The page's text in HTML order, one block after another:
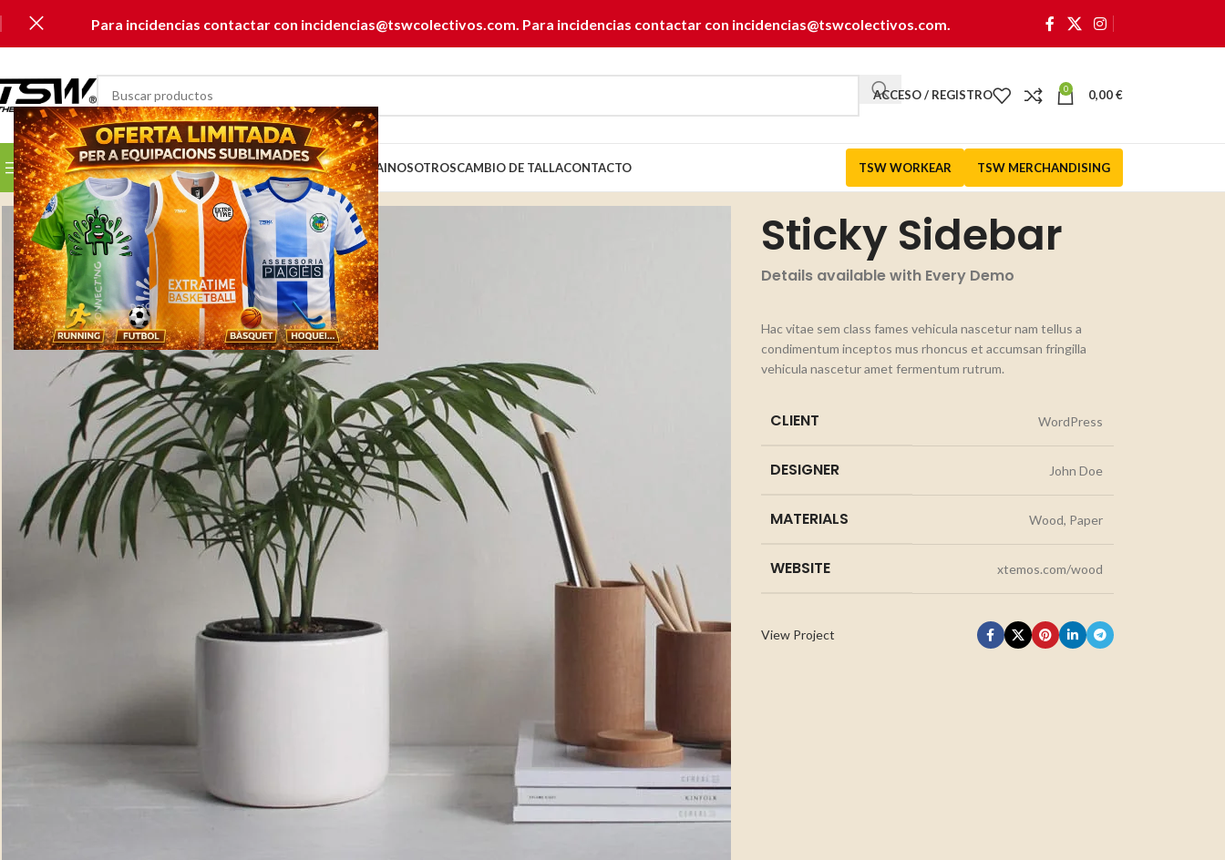
Para incidencias contactar con incidencias@tswcolectivos.com. Para incidencias contactar con incidencias@tswcolectivos.com
SELECCIONAR CATEGORÍA
ACCESO / REGISTRO 0 0,00€
SELECCIONA TU CLUB... INICIOCATÁLOGOSMUSAINOSOTROSCAMBIO DE TALLACONTACTO TSW WORKEAR TSW MERCHANDISING
Sticky Sidebar
Details available with Every Demo
Hac vitae sem class fames vehicula nascetur nam tellus a
condimentum inceptos mus rhoncus et accumsan fringilla
vehicula nascetur amet fermentum rutrum.
CLIENT WordPress
DESIGNER John Doe
MATERIALS Wood, Paper
WEBSITE xtemos.com/wood
View Project